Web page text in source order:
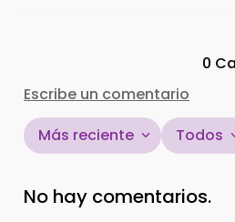
0
Escribe un comentario
Título
Más reciente Todos
No hay comentarios.